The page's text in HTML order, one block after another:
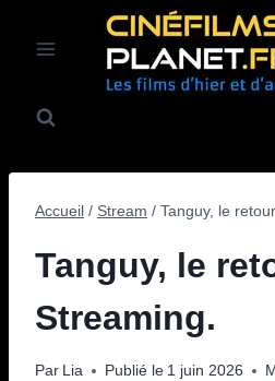
Accueil / Stream / Tanguy, le
Tanguy, le
Streaming.
Par Lia Publié le 1 juin 2026